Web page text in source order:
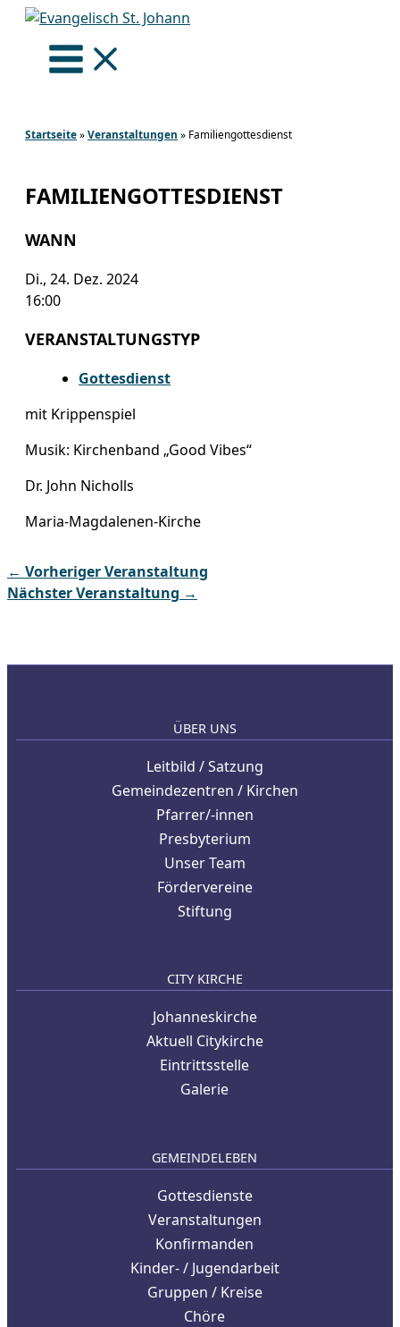
Zum
springen
Startseite»Veranstaltungen » Familiengottesdienst
FAMILIENGOTTESDIENST
WANN
Di., 24. Dez. 2024
16:00
VERANSTALTUNGSTYP
Gottesdienst
mit Krippenspiel
Musik: Kirchenband „Good Vibes“
Dr. John Nicholls
Maria-Magdalenen-Kirche
← Vorheriger Veranstaltung
Nächster Veranstaltung →
ÜBER UNS
Leitbild / Satzung
Gemeindezentren / Kirchen
Pfarrer/-innen
Presbyterium
Unser Team
Fördervereine
Stiftung
CITY KIRCHE
Johanneskirche
Aktuell Citykirche
Eintrittsstelle
Galerie
GEMEINDELEBEN
Gottesdienste
Veranstaltungen
Konfirmanden
Kinder- / Jugendarbeit
Gruppen / Kreise
Chöre